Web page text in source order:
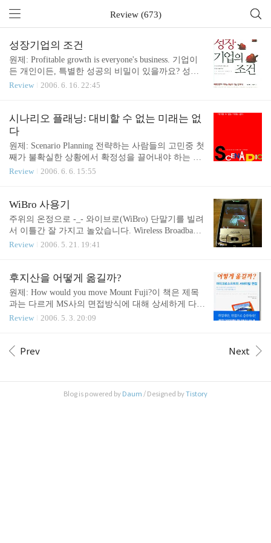
Review (673)
성장기업의 조건
원제: Profitable growth is everyone's business. 기업이
든 개인이든, 특별한 성공의 비밀이 있을까요? 성숙
한 어른이라면, 그런 것이 있다고 믿지 않을 것입니
이 유사한 방법을 추구한다면 절대적 목표 달성이라
는 의미의 성공이라면 몰라도, 남보다 앞선다는 상대
적 개념의 성공은 어려울 것이기 때문입니다. 그렇다
면 실제로 성공하는 개인이나 기업이 있는 것은 어떻
게 설명이 가능할까요? 아마도, 누구나 알만한 방법
이지만 설마 그것이 성공요인일까 회의하며 등한시
한 평범한 성공의 요소들은, 비유하자면 길가에 떨어
진 수표와 같아서 아무도 거들..
Review 2006. 6. 16. 22:45
시나리오 플래닝: 대비할 수 없는 미래는 없
다
원제: Scenario Planning 전략하는 사람들의 고민중 첫
째가 불확실한 상황에서 확정성을 끌어내야 하는 부
분일 것입니다. 그 다음을 꼽자면 전략 프로세스와
오 플래닝입니다. 즉 불확실성 자체를 인정하고 그
기반위에서 미래의 변화를 동태적으로 파악하며 가
능한 시나리오를 탐색하는 것입니다. 시나리오 플래
도를 새로 발견한 것이지요. 실제로, 시나리오 플래
다는 것에서 이목이 집중된 바 있습니다. 이 책에서
거론하고 있는 시나리오 플래닝 전략 기법은 TAIDA
로 요약됩니다. Track: focusing pro..
Review 2006. 6. 6. 15:55
WiBro 사용기
주위의 온정으로 -_- 와이브로(WiBro) 단말기를 빌려
서 이틀간 잘 가지고 놀았습니다. Wireless Broadband
의 약자로 휴대 인터넷 서비스 이름입니다. 기존 무
특징을 갖고 있습니다. 현재 와이브로는 KT에서 시
범 서비스 중이며, 서비스 지역은 신촌, 강남, 분당 및
이동테스트를 위한 강남-분당간 도로 및 지하철입니
과하며 테스트하였고, 그 다음날은 지하철 이동 테스
다. 1. 수신감도 분당 지역에서는 대부분 수신이 이뤄
졌습니다. 터널 구간에서는 인터넷이 끊겼지만 터널
Review 2006. 5. 21. 19:41
후지산을 어떻게 옮길까?
원제: How would you move Mount Fuji?이 책은 제목
과는 다르게 MS사의 면접방식에 대해 상세하게 다룬
책입니다. 저는 1마일 퀴즈에서 틀린답을 말했던 탓
목차를 보고 바로 구매해서 읽게되었습니다. MS사의
스팅(당신이 만일 Microsoft의 면접에 앉아 있다면)에
Review 2006. 5. 3. 20:09
Prev Next
Blog is powered by Daum / Designed byTistory